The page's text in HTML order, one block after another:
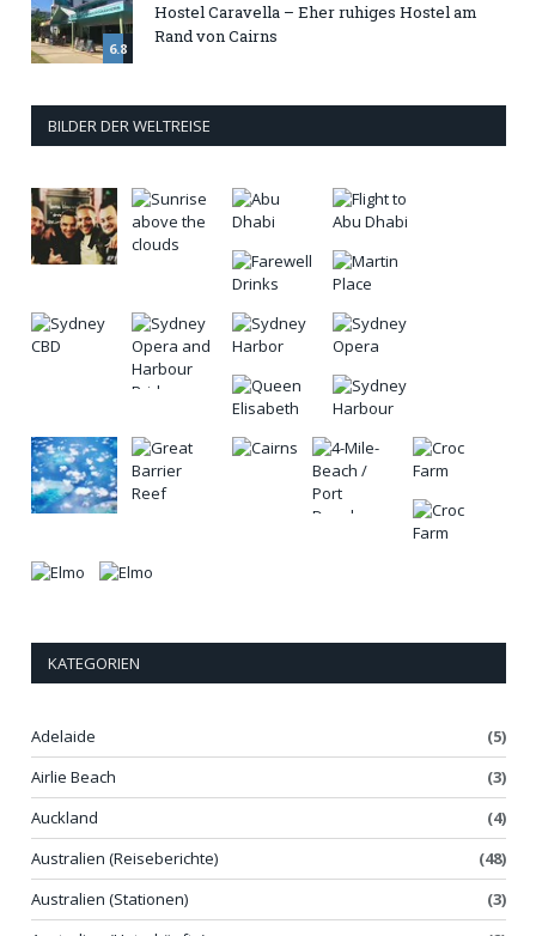
6.8
Hostel Caravella – Eher ruhiges Hostel am
Rand von Cairns
BILDER DER WELTREISE
KATEGORIEN
Adelaide
(5)
Airlie Beach
(3)
Auckland
(4)
Australien (Reiseberichte)
(48)
Australien (Stationen)
(3)